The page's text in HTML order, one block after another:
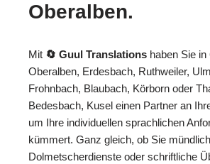
Oberalben.
Mit 🔄 Guul Translations haben Sie in
Oberalben, Erdesbach, Ruthweiler,
Frohnbach, Blaubach, Körborn oder
Bedesbach, Kusel einen Partner an
um Ihre individuellen sprachlichen
kümmert. Ganz gleich, ob Sie
Dolmetscherdienste oder schriftliche